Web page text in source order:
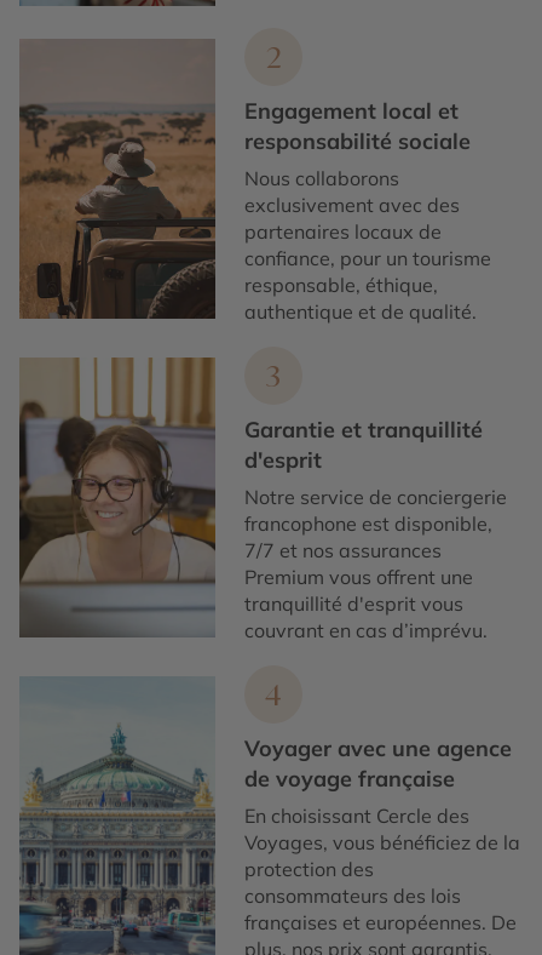
2
Engagement local et
responsabilité sociale
Nous collaborons
exclusivement avec des
partenaires locaux de
confiance, pour un tourisme
responsable, éthique,
authentique et de qualité.
3
Garantie et tranquillité
d'esprit
Notre service de conciergerie
francophone est disponible,
7/7 et nos assurances
Premium vous offrent une
tranquillité d'esprit vous
couvrant en cas d’imprévu.
4
Voyager avec une agence
de voyage française
En choisissant Cercle des
Voyages, vous bénéficiez de la
protection des
consommateurs des lois
françaises et européennes. De
plus, nos prix sont garantis.